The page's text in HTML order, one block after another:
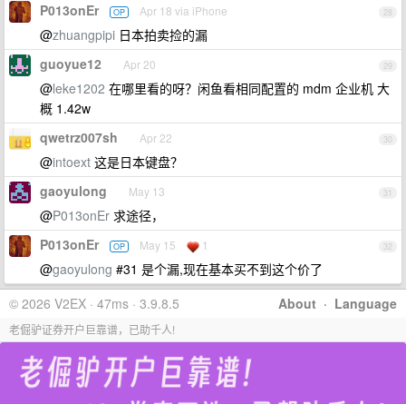
28
P013onEr OP Apr 18 via iPhone
@zhuangpipi 日本拍卖捡的漏
29
guoyue12 Apr 20
@leke1202 在哪里看的呀？闲鱼看相同配置的 mdm 企业机 大
概 1.42w
30
qwetrz007sh Apr 22
@intoext 这是日本键盘？
31
gaoyulong May 13
@P013onEr 求途径，
32
P013onEr OP May 15 1
@gaoyulong #31 是个漏,现在基本买不到这个价了
About · Language
© 2026 V2EX · 47ms · 3.9.8.5
老倔驴证券开户巨靠谱，已助千人!